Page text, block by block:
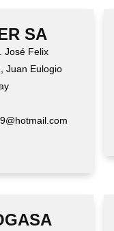
SA
José Felix
Juan Eulogio